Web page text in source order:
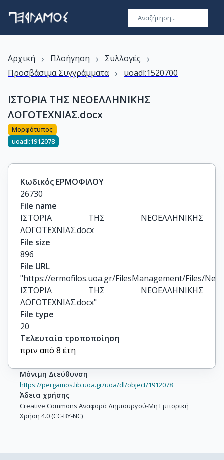
Αρχική › Πλοήγηση › Συλλογές ›
Προσβάσιμα Συγγράμματα › uoadl:1520700
ΙΣΤΟΡΙΑ ΤΗΣ ΝΕΟΕΛΛΗΝΙΚΗΣ
ΛΟΓΟΤΕΧΝΙΑΣ.docx
Μορφότυπος
uoadl:1912078
Κωδικός ΕΡΜΟΦΙΛΟΥ
26730
File name
ΙΣΤΟΡΙΑ ΤΗΣ ΝΕΟΕΛΛΗΝΙΚΗΣ
ΛΟΓΟΤΕΧΝΙΑΣ.docx
File size
896
File URL
"https://ermofilos.uoa.gr/FilesManagement/Files/
ΙΣΤΟΡΙΑ ΤΗΣ ΝΕΟΕΛΛΗΝΙΚΗΣ
ΛΟΓΟΤΕΧΝΙΑΣ.docx"
File type
20
Τελευταία τροποποίηση
πριν από 8 έτη
Μόνιμη Διεύθυνση
https://pergamos.lib.uoa.gr/uoa/dl/object/1912078
Άδεια χρήσης
Creative Commons Αναφορά Δημιουργού-Μη Εμπορική
Χρήση 4.0 (CC-BY-NC)